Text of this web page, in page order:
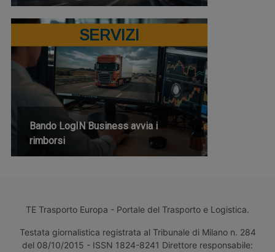
SERVIZI
Bando LogIN Business avvia i
rimborsi
TE Trasporto Europa - Portale del Trasporto e Logistica.
Testata giornalistica registrata al Tribunale di Milano n. 284
del 08/10/2015 - ISSN 1824-8241 Direttore responsabile: